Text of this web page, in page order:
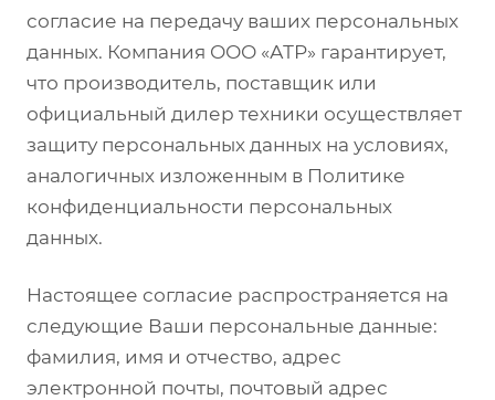
согласие на передачу ваших персональных
данных. Компания ООО «АТР» гарантирует,
что производитель, поставщик или
официальный дилер техники осуществляет
защиту персональных данных на условиях,
аналогичных изложенным в Политике
конфиденциальности персональных
данных.
Настоящее согласие распространяется на
следующие Ваши персональные данные:
фамилия, имя и отчество, адрес
электронной почты, почтовый адрес